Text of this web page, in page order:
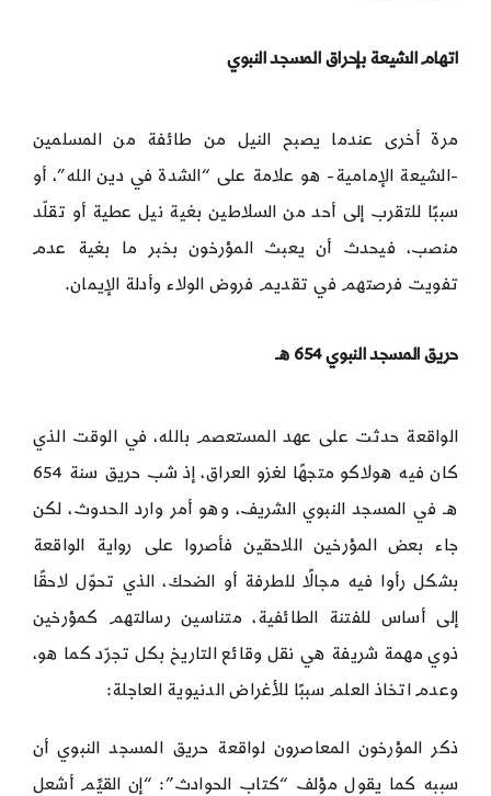
اتهام الشيعة بإحراق المسجد النبوي
مرة أخرى عندما يصبح النيل من طائفة من المسلمين
-الشيعة الإمامية- هو علامة على “الشدة في دين الله”، أو
سببًا للتقرب إلى أحد من السلاطين بغية نيل عطية أو تقلّد
منصب، فيحدث أن يعبث المؤرخون بخبر ما بغية عدم
تفويت فرصتهم في تقديم فروض الولاء وأدلة الإيمان.
حريق المسجد النبوي 654 هـ
الواقعة حدثت على عهد المستعصم بالله، في الوقت الذي
كان فيه هولاكو متجهًا لغزو العراق، إذ شب حريق سنة 654
هـ في المسجد النبوي الشريف، وهو أمر وارد الحدوث، لكن
جاء بعض المؤرخين اللاحقين فأصروا على رواية الواقعة
بشكل رأوا فيه مجالًا للطرفة أو الضحك، الذي تحوّل لاحقًا
إلى أساس للفتنة الطائفية، متناسين رسالتهم كمؤرخين
ذوي مهمة شريفة هي نقل وقائع التاريخ بكل تجرّد كما هو،
وعدم اتخاذ العلم سببًا للأغراض الدنيوية العاجلة:
ذكر المؤرخون المعاصرون لواقعة حريق المسجد النبوي أن
سببه كما يقول مؤلف “كتاب الحوادث”: “إن القيِّم أشعل